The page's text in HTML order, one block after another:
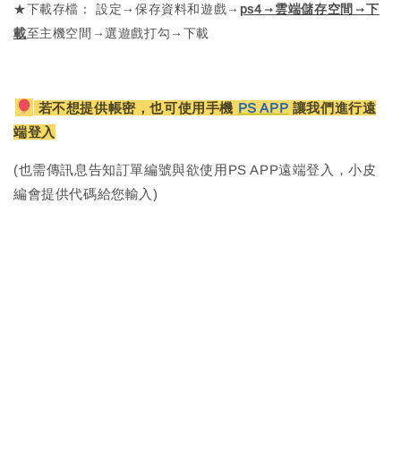
★下載存檔： 設定→保存資料和遊戲→ ps4→雲端儲存空間→下
載至主機空間→選遊戲打勾→下載
若不想提供帳密，也可使用手機 PS APP 讓我們進行遠
端登入
(也需傳訊息告知訂單編號與欲使用PS APP遠端登入，小皮
編會提供代碼給您輸入)